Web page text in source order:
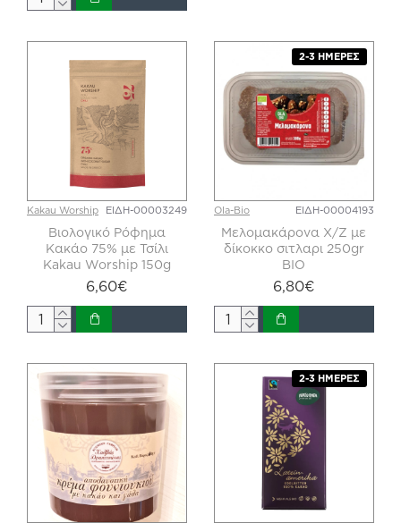
Kakau Worship ΕΙΔΗ-00003249
Βιολογικό Ρόφημα
Κακάο 75% με Τσίλι
Kakau Worship 150g
6,60€
2-3 ΗΜΈΡΕΣ
Ola-Bio ΕΙΔΗ-00004193
Μελομακάρονα Χ/Ζ με
δίκοκκο σιτλαρι 250gr
BIO
6,80€
2-3 ΗΜΈΡΕΣ